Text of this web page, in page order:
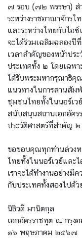
บ
ริ
ก
า
ร
ด้
า
น
ก
ง
ล
L
t
'
s
๗ รอบ (๗๒ พรรษา) ส่
ระหว่างราชอาณาจักร
และระหว่างไทยกับไอ
จะได้ร่วมเฉลิมฉลองปี
เวลาสำคัญของหน้าปร
ประเทศทั้ง ๒ โดยเฉพ
ได้รับพระมหากรุณาธิคุ
แนวทางในการสานสัม
ชุมชนไทยทั้งในนอร์เว
สนับสนุนสถานเอกอัคร
ประวัติศาสตร์ที่สำคัญ
ขอขอบคุณทุกท่านล่วง
ไทยทั้งในนอร์เวย์และ
เราจะได้ทำงานอย่าง
กับประเทศทั้งสองไปด้ว
นิธิวดี มานิตกุล
เอกอัครราชทูต ณ กรุง
๑๖ พฤษภาคม ๒๕๖๗